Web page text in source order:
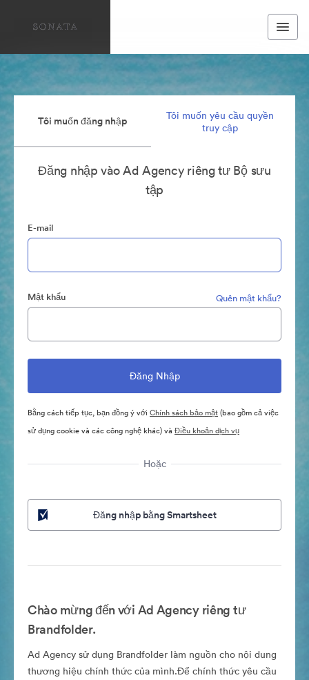
Tôi muốn đăng nhập
Tôi muốn yêu cầu quyền
truy cập
Đăng nhập vào Ad Agency riêng tư Bộ sưu
tập
E-mail
Mật khẩu Quên mật khẩu?
Bằng cách tiếp tục, bạn đồng ý với Chính sách bảo mật(bao gồm cả việc
sử dụng cookie và các công nghệ khác) và Điều khoản dịch vụ
Hoặc
Đăng nhập bằng Smartsheet
Chào mừng đến với Ad Agency riêng tư
Brandfolder.
Ad Agency sử dụng Brandfolder làm nguồn cho nội dung
thương hiệu chính thức của mình.Để chính thức yêu cầu